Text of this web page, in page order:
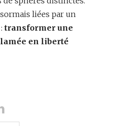
liées par un
transformer une
en liberté